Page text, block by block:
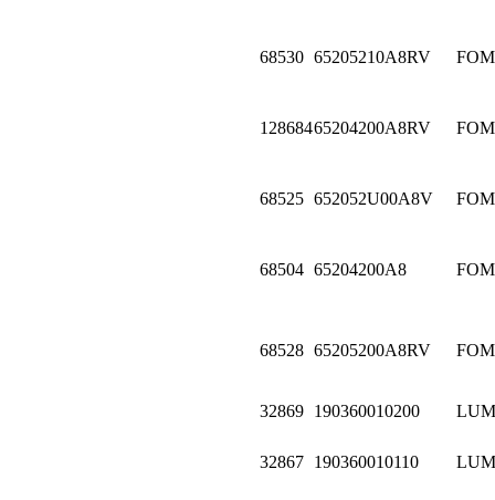
68530 65205210A8RV
12868465204200A8RV
68525 652052U00A8V
68504 65204200A8
68528 65205200A8RV
32869 190360010200
32867 190360010110